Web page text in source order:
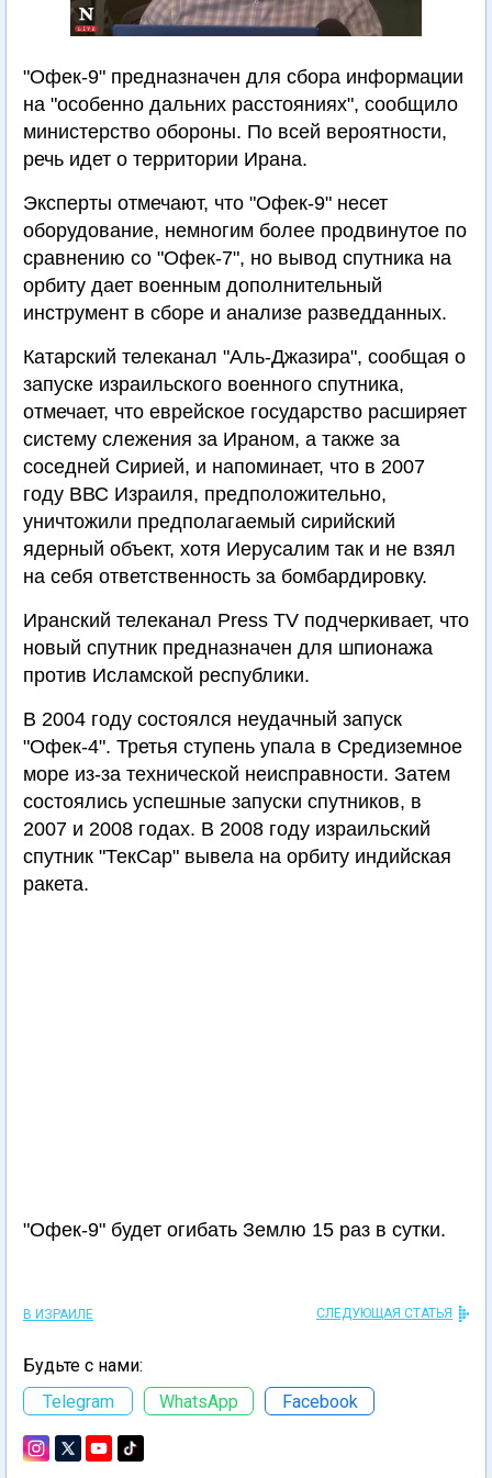
"Офек-9" предназначен для сбора информации
на "особенно дальних расстояниях", сообщило
министерство обороны. По всей вероятности,
речь идет о территории Ирана.
Эксперты отмечают, что "Офек-9" несет
оборудование, немногим более продвинутое по
сравнению со "Офек-7", но вывод спутника на
орбиту дает военным дополнительный
инструмент в сборе и анализе разведданных.
Катарский телеканал "Аль-Джазира", сообщая о
запуске израильского военного спутника,
отмечает, что еврейское государство расширяет
систему слежения за Ираном, а также за
соседней Сирией, и напоминает, что в 2007
году ВВС Израиля, предположительно,
уничтожили предполагаемый сирийский
ядерный объект, хотя Иерусалим так и не взял
на себя ответственность за бомбардировку.
Иранский телеканал Press TV подчеркивает, что
новый спутник предназначен для шпионажа
против Исламской республики.
В 2004 году состоялся неудачный запуск
"Офек-4". Третья ступень упала в Средиземное
море из-за технической неисправности. Затем
состоялись успешные запуски спутников, в
2007 и 2008 годах. В 2008 году израильский
спутник "ТекСар" вывела на орбиту индийская
ракета.
"Офек-9" будет огибать Землю 15 раз в сутки.
В ИЗРАИЛЕ СЛЕДУЮЩАЯ СТАТЬЯ
Будьте с нами:
Telegram
WhatsApp Facebook